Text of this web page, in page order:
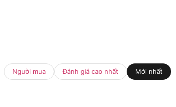
Người mua Đánh giá cao nhất Mới nhất